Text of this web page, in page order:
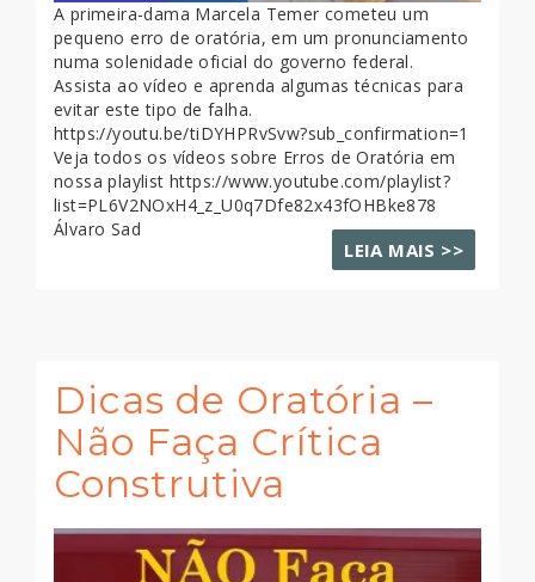
A primeira-dama Marcela Temer cometeu um
pequeno erro de oratória, em um pronunciamento
numa solenidade oficial do governo federal.
Assista ao vídeo e aprenda algumas técnicas para
evitar este tipo de falha.
https://youtu.be/tiDYHPRvSvw?sub_confirmation=1
Veja todos os vídeos sobre Erros de Oratória em
nossa playlist https://www.youtube.com/playlist?
list=PL6V2NOxH4_z_U0q7Dfe82x43fOHBke878
Álvaro Sad
LEIA MAIS >>
Dicas de Oratória –
Não Faça Crítica
Construtiva